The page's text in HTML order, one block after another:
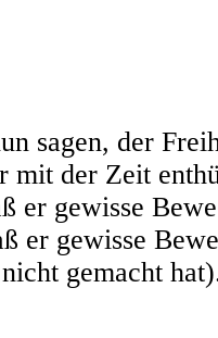
sagen, der
mit der Zeit
er gewisse
er gewisse
gemacht